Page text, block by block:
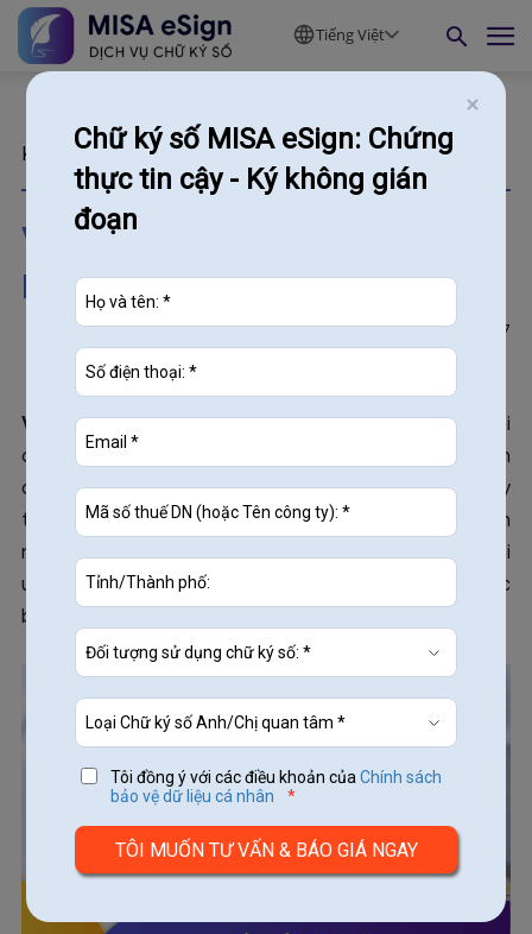
Tiếng Việt
Kiến thức
Vốn điều lệ là gì? Điều bắt
buộc phải biết khi mở công ty
2727
Vốn điều lệ là gìvà tại sao nó lại quan trọng đối với mỗi
doanh nghiệp? Đây chính là căn cứ pháp lý phản ánh
quy mô, năng lực tài chính cũng như uy tín của công ty
trên thị trường. Hiểu rõ về vốn điều lệ giúp doanh
nghiệp hoạch định chiến lược phát triển bền vững và tối
ưu hóa nguồn lực hiệu quả. Hãy cùng
đọc
bài viết dưới đây để hiểu rõ hơn.
Chữ ký số MISA eSign: Chứng
thực tin cậy - Ký không gián
đoạn
Tôi đồng ý với các điều khoản củaChính sách
bảo vệ dữ liệu cá nhân
*